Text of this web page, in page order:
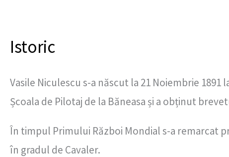
Istoric
Vasile Niculescu s-a născut la 21 Noiembrie
Școala de Pilotaj de la Băneasa și a obținut
În timpul Primului Război Mondial s-a remarcat
în gradul de Cavaler.